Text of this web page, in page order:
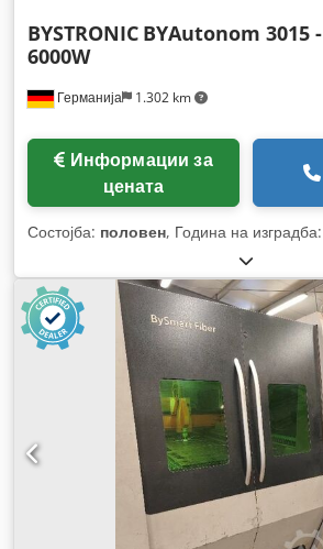
Германија 1.302 km
BYSTRONIC BYAutonom 3015 -
6000W
цената
Состојба: половен, Година на изградба: